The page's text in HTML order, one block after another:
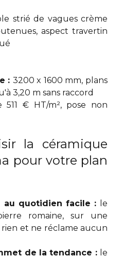
strié de vagues crème
aspect travertin
: 3200 x 1600 mm, plans
3,20 m sans raccord
€ HT/m², pose non
la céramique
pour votre plan
au quotidien facile :
le
romaine, sur une
et ne réclame aucun
de la tendance : le